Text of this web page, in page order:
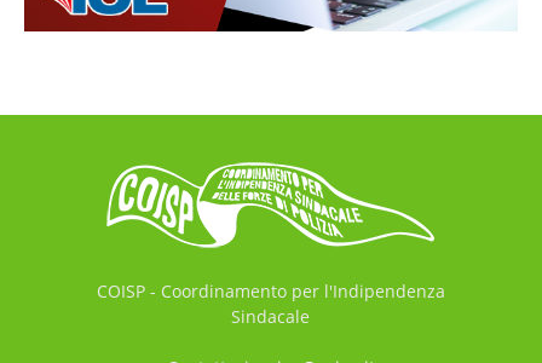
COISP - Coordinamento per l'Indipendenza
Sindacale